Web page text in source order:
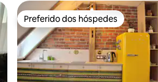
Preferido dos hóspedes
Preferido dos hóspedes